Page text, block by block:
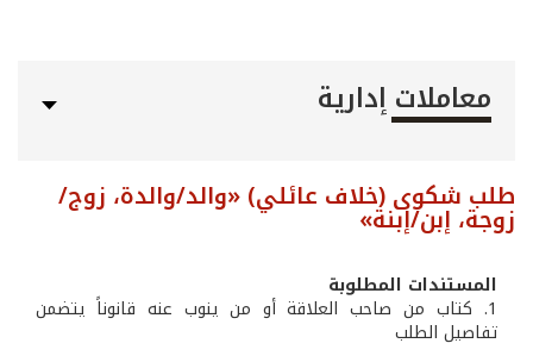
معاملات إدارية
طلب شكوى (خلاف عائلي) «والد/والدة، زوج/
زوجة، إبن/إبنة»
المستندات المطلوبة
1. كتاب من صاحب العلاقة أو من ينوب عنه قانوناً يتضمن
تفاصيل الطلب